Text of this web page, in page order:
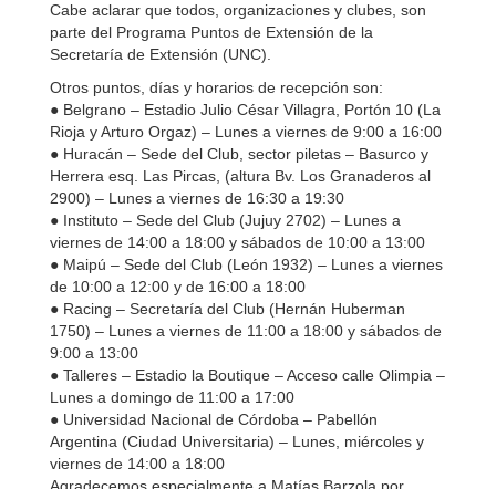
Cabe aclarar que todos, organizaciones y clubes, son
parte del Programa Puntos de Extensión de la
Secretaría de Extensión (UNC).
Otros puntos, días y horarios de recepción son:
● Belgrano – Estadio Julio César Villagra, Portón 10 (La
Rioja y Arturo Orgaz) – Lunes a viernes de 9:00 a 16:00
● Huracán – Sede del Club, sector piletas – Basurco y
Herrera esq. Las Pircas, (altura Bv. Los Granaderos al
2900) – Lunes a viernes de 16:30 a 19:30
● Instituto – Sede del Club (Jujuy 2702) – Lunes a
viernes de 14:00 a 18:00 y sábados de 10:00 a 13:00
● Maipú – Sede del Club (León 1932) – Lunes a viernes
de 10:00 a 12:00 y de 16:00 a 18:00
● Racing – Secretaría del Club (Hernán Huberman
1750) – Lunes a viernes de 11:00 a 18:00 y sábados de
9:00 a 13:00
● Talleres – Estadio la Boutique – Acceso calle Olimpia –
Lunes a domingo de 11:00 a 17:00
● Universidad Nacional de Córdoba – Pabellón
Argentina (Ciudad Universitaria) – Lunes, miércoles y
viernes de 14:00 a 18:00